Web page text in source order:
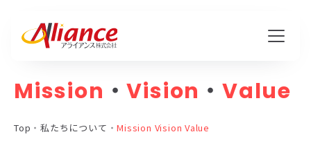
私たちについて
Mission・Vision・Value
Mission ・Vision ・Value
Top ・私たちについて ・Mission Vision Value